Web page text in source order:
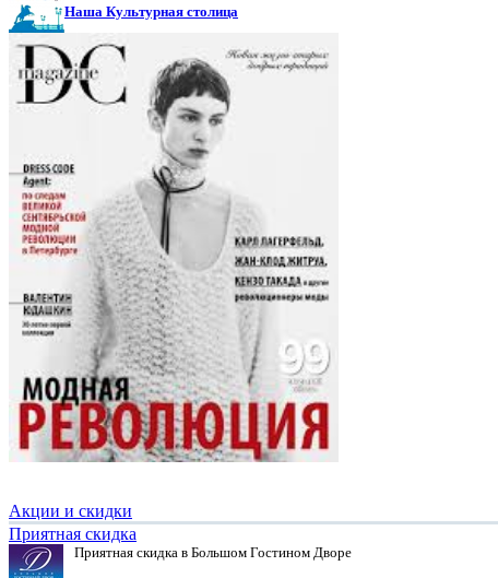
Наша Культурная столица
Акции и скидки
Приятная скидка
Приятная скидка в Большом Гостином Дворе